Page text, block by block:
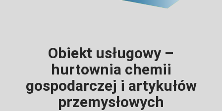
Obiekt usługowy –
hurtownia chemii
gospodarczej i artykułów
przemysłowych